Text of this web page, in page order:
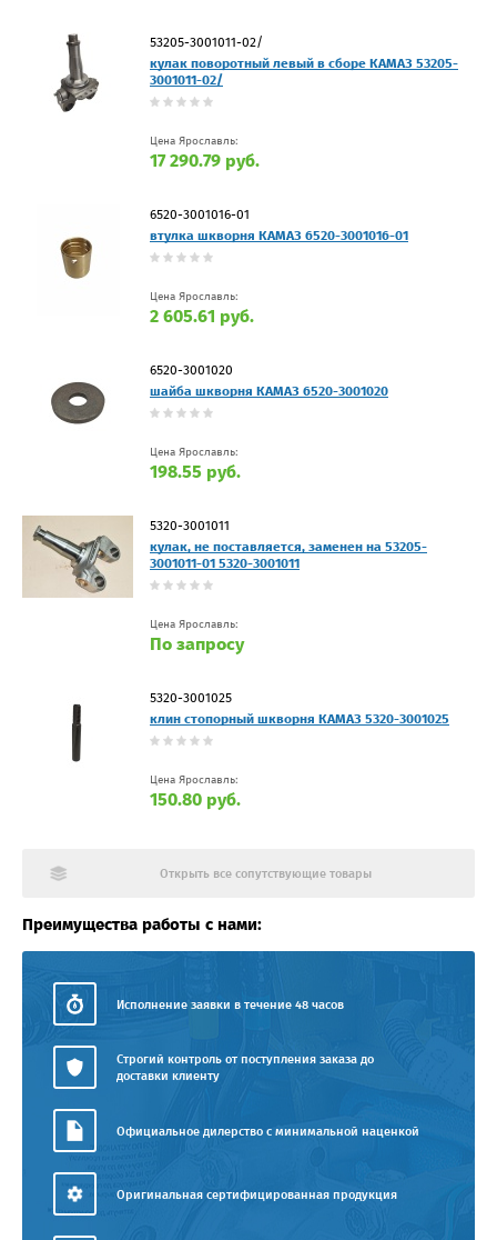
53205-3001011-02/
кулак поворотный левый в сборе КАМАЗ 53205-
3001011-02/
Цена Ярославль:
17 290.79 руб.
6520-3001016-01
втулка шкворня КАМАЗ 6520-3001016-01
Цена Ярославль:
2 605.61 руб.
6520-3001020
шайба шкворня КАМАЗ 6520-3001020
Цена Ярославль:
198.55 руб.
5320-3001011
кулак, не поставляется, заменен на 53205-
3001011-01 5320-3001011
Цена Ярославль:
По запросу
5320-3001025
клин стопорный шкворня КАМАЗ 5320-3001025
Цена Ярославль:
150.80 руб.
Открыть все сопутствующие товары
Преимущества работы с нами:
Исполнение заявки в течение 48 часов
Строгий контроль от поступления заказа до
доставки клиенту
Официальное дилерство с минимальной наценкой
Оригинальная сертифицированная продукция